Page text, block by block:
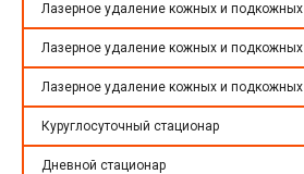
Лазерное удаление кожных и
Лазерное удаление кожных и
Лазерное удаление кожных и
Куруглосуточный стационар
Дневной стационар